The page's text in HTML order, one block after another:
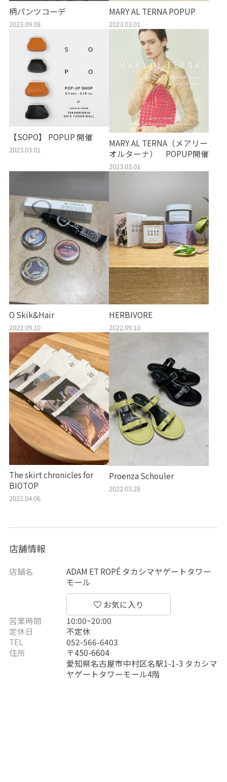
柄パンツコーデ
2023.09.08
MARY AL TERNA POPUP
2023.03.01
【SOPO】 POPUP 開催
2023.03.01
MARY AL TERNA（メアリー
オルターナ） POPUP開催
2023.03.01
O Skik&Hair
2022.09.10
HERBIVORE
2022.09.10
The skirt chronicles for
BIOTOP
2022.04.06
Proenza Schouler
2022.03.28
店舗情報
店舗名
ADAM ET ROPÉ タカシマヤゲートタワー
モール
営業時間
10:00~20:00
定休日
不定休
TEL
052-566-6403
住所
〒450-6604
愛知県名古屋市中村区名駅1-1-3 タカシマ
ヤゲートタワーモール4階